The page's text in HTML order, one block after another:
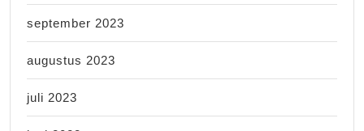
september 2023
augustus 2023
juli 2023